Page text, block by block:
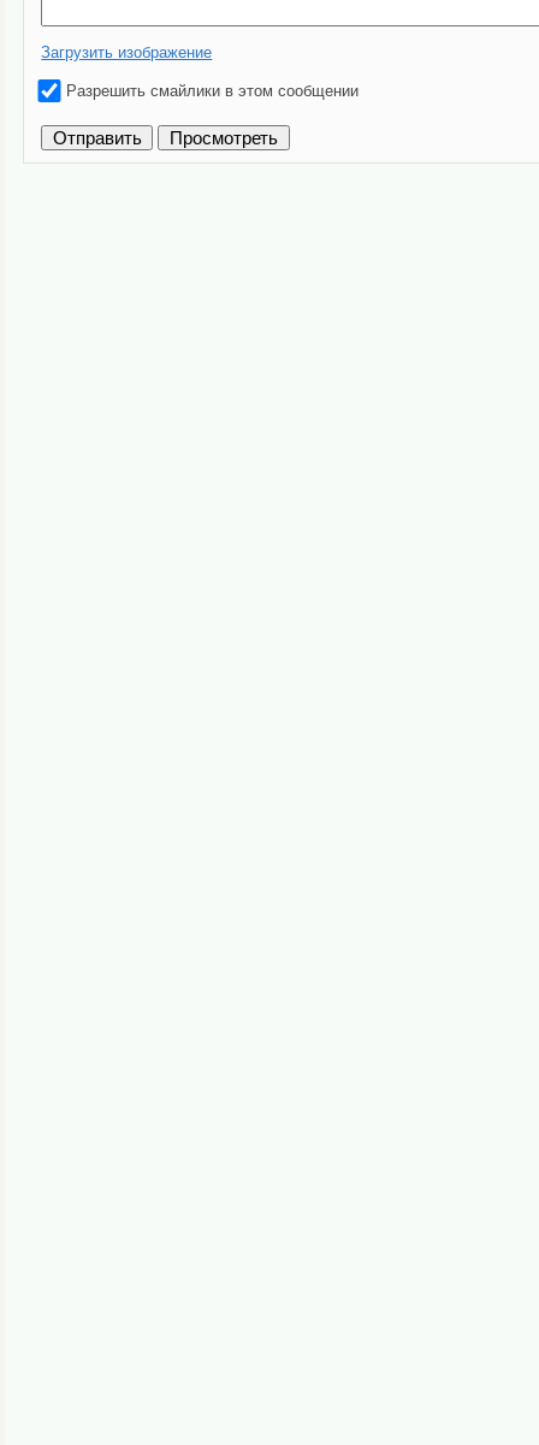
Загрузить изображение
Разрешить смайлики в этом сообщении